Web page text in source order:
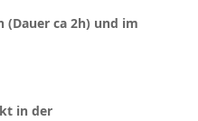
(Dauer ca 2h) und im
in der